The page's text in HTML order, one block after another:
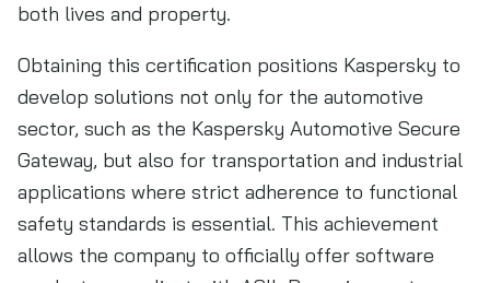
both lives and property.
Obtaining this certification positions Kaspersky to
develop solutions not only for the automotive
sector, such as the Kaspersky Automotive Secure
Gateway, but also for transportation and industrial
applications where strict adherence to functional
safety standards is essential. This achievement
allows the company to officially offer software